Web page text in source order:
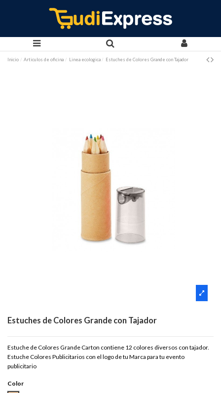
Inicio Articulos de oficina Linea ecologica Estuches de Colores Grande con Tajador
Estuches de Colores Grande con Tajador
Estuche de Colores Grande Carton contiene 12 colores diversos con tajador.
Estuche Colores Publicitarios con el logo de tu Marca para tu evento
publicitario
Color